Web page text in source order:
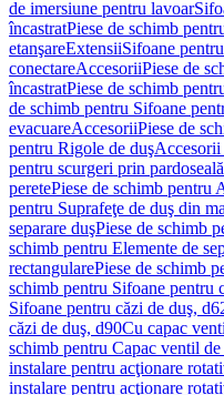
de imersiune pentru lavoar
încastratPiese de schimb
etanşareExtensiiSifoane
conectareAccesoriiPiese de
încastratPiese de schimb
de schimb pentru Sifoane
evacuareAccesoriiPiese de
pentru Rigole de duşAccesorii
pentru scurgeri prin
peretePiese de schimb pentru
pentru Suprafeţe de duş din
separare duşPiese de schimb
schimb pentru Elemente de
rectangularePiese de schimb
schimb pentru Sifoane pentru
Sifoane pentru căzi de duş,
căzi de duş, d90Cu capac
schimb pentru Capac ventil de
instalare pentru acţionare
instalare pentru acţionare